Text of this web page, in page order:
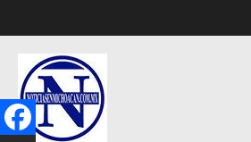
al
contenido